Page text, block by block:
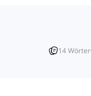
14 Wörter